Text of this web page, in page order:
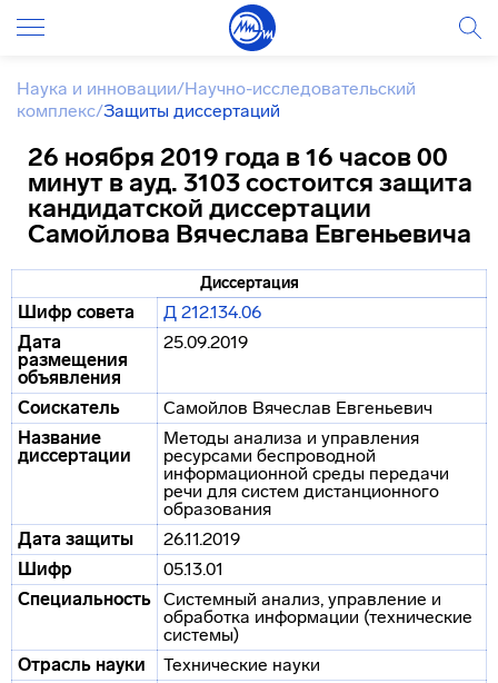
Наука и инновации/Научно-исследовательский
комплекс/Защиты диссертаций
26 ноября 2019 года в 16 часов 00
минут в ауд. 3103 состоится защита
кандидатской диссертации
Самойлова Вячеслава Евгеньевича
Диссертация
Шифр совета
Д 212.134.06
Дата
размещения
объявления
25.09.2019
Соискатель
Самойлов Вячеслав Евгеньевич
Название
диссертации
Методы анализа и управления
ресурсами беспроводной
информационной среды передачи
речи для систем дистанционного
образования
Дата защиты
26.11.2019
Шифр
05.13.01
Специальность Системный анализ, управление и
обработка информации (технические
системы)
Отрасль науки
Технические науки